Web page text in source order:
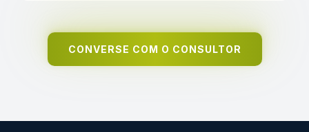
CONVERSE COM O CONSULTOR